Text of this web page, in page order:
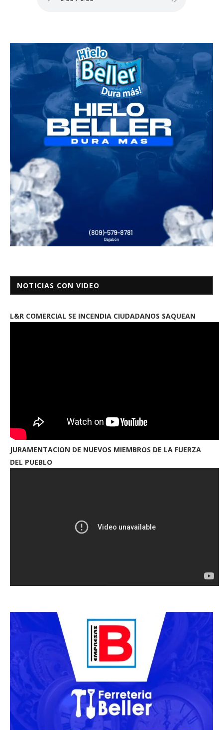
NOTICIAS CON VIDEO
L&R COMERCIAL SE INCENDIA CIUDADANOS SAQUEAN
JURAMENTACION DE NUEVOS MIEMBROS DE LA FUERZA
DEL PUEBLO